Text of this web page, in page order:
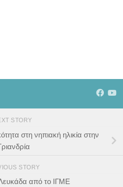
STORY
στη νηπιακή ηλικία στην
STORY
από το ΙΓΜΕ